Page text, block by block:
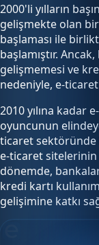
2000'li yılların
gelişmekte olan
başlaması ile
başlamıştır.
gelişmemesi ve
nedeniyle, e-ticaret
2010 yılına kadar
oyuncunun
ticaret sektöründe
e-ticaret sitelerinin
dönemde,
kredi kartı
gelişimine katkı